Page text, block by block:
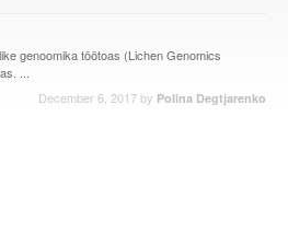
genoomika töötoas (Lichen Genomics
...
December 6, 2017 by Polina Degtjarenko